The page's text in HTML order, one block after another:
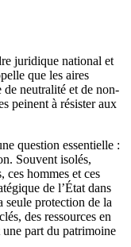
juridique national et
que les aires
de neutralité et de non-
peinent à résister aux
question essentielle :
Souvent isolés,
ces hommes et ces
de l’État dans
seule protection de la
des ressources en
une part du patrimoine